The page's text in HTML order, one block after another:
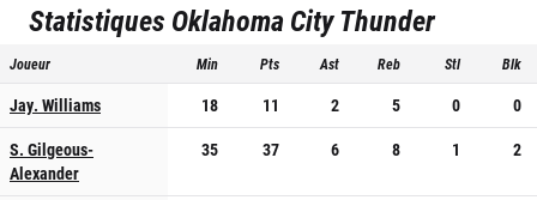
Statistiques Oklahoma City Thunder
Joueur Min Pts Ast Reb Stl Blk
Jay. Williams 18 11 2 5 0
0
S. Gilgeous-
Alexander
35 37 6 8 1 2